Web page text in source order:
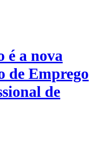
é a nova
de Emprego
de